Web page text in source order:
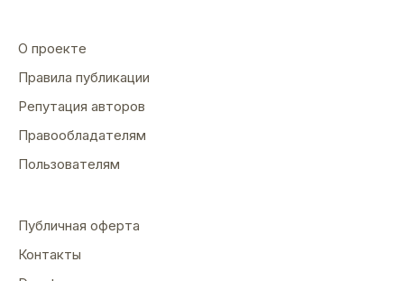
О проекте
Правила публикации
Репутация авторов
Правообладателям
Пользователям
Публичная оферта
Контакты